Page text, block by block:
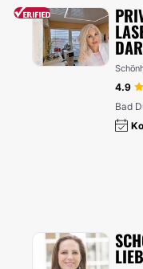
4.9
Bad